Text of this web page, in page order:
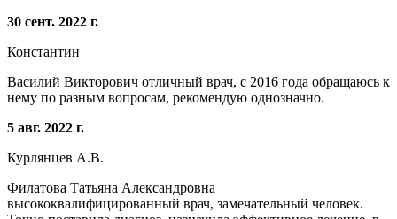
30 сент. 2022 г.
Константин
Василий Викторович отличный врач, с 2016 года обращаюсь к
нему по разным вопросам, рекомендую однозначно.
5 авг. 2022 г.
Курлянцев А.В.
Филатова Татьяна Александровна
высококвалифицированный врач, замечательный человек.